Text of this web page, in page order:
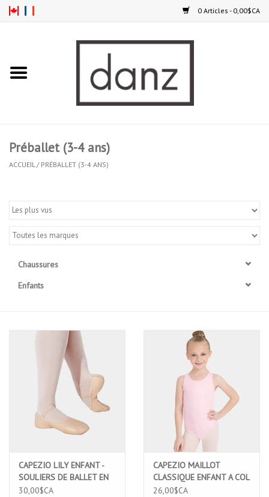
0 Articles - 0,00$CA
ENFANTS
FAIT AU QUEBEC
Marques
Gift Card
Préballet (3-4 ans)
ACCUEIL / PRÉBALLET (3-4 ANS)
Chaussures
Enfants
CAPEZIO LILY ENFANT -
SOULIERS DE BALLET EN
CUIR SEMELLE PLEINE
30,00$CA
CAPEZIO MAILLOT
CLASSIQUE ENFANT A COL
ROND ET BRETELLES
26,00$CA